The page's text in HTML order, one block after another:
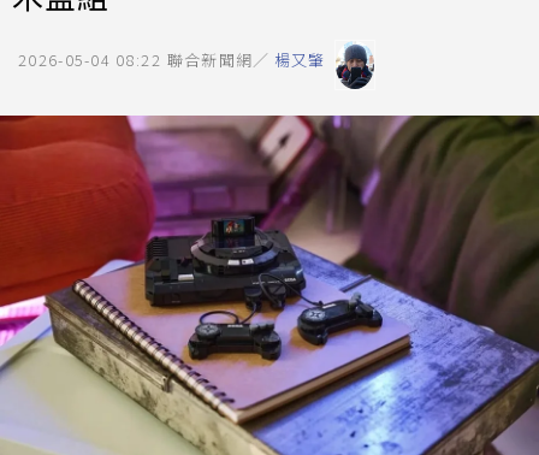
2026-05-04 08:22 聯合新聞網／ 楊又肇